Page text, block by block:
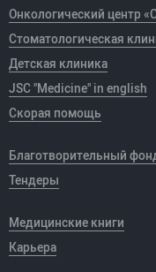
Онкологический центр
Стоматологическая
Детская клиника
JSC "Medicine" in english
Скорая помощь
Благотворительный
Тендеры
Медицинские книги
Карьера